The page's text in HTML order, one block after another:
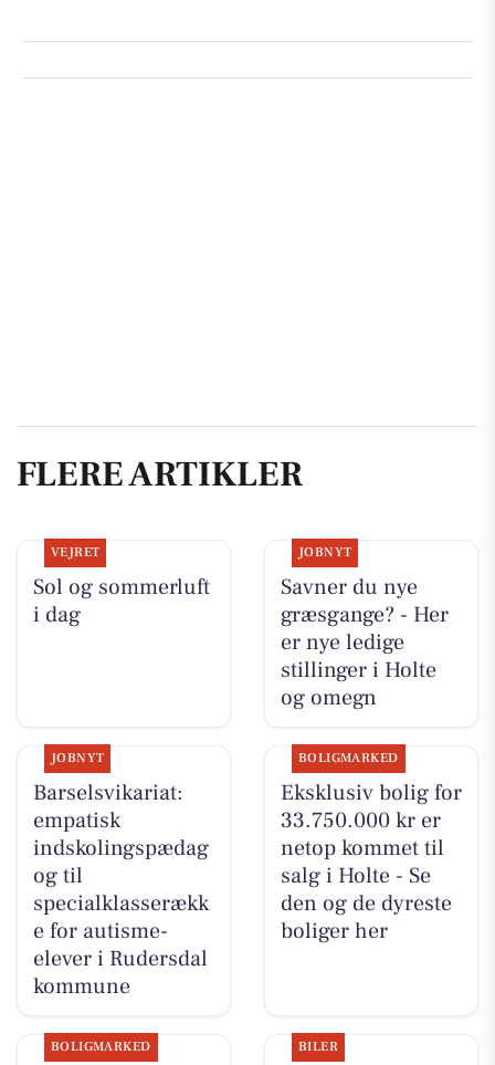
FLERE ARTIKLER
VEJRET
Sol og sommerluft
i dag
JOBNYT
Savner du nye
græsgange? - Her
er nye ledige
stillinger i Holte
og omegn
JOBNYT
Barselsvikariat:
empatisk
indskolingspædag
og til
specialklasserækk
e for autisme-
elever i Rudersdal
kommune
BOLIGMARKED
Eksklusiv bolig for
33.750.000 kr er
netop kommet til
salg i Holte - Se
den og de dyreste
boliger her
BOLIGMARKED BILER